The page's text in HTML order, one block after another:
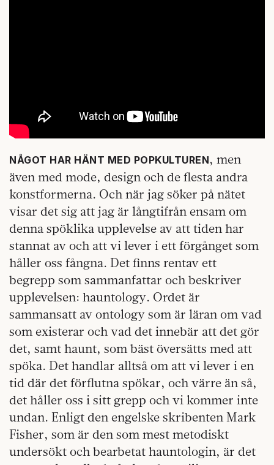
NÅGOT HAR HÄNT MED POPKULTUREN, men
även med mode, design och de flesta andra
konstformerna. Och när jag söker på nätet
visar det sig att jag är långtifrån ensam om
denna spöklika upplevelse av att tiden har
stannat av och att vi lever i ett förgånget som
håller oss fångna. Det finns rentav ett
begrepp som sammanfattar och beskriver
upplevelsen: hauntology. Ordet är
sammansatt av ontology som är läran om vad
som existerar och vad det innebär att det gör
det, samt haunt, som bäst översätts med att
spöka. Det handlar alltså om att vi lever i en
tid där det förflutna spökar, och värre än så,
det håller oss i sitt grepp och vi kommer inte
undan. Enligt den engelske skribenten Mark
Fisher, som är den som mest metodiskt
undersökt och bearbetat hauntologin, är det